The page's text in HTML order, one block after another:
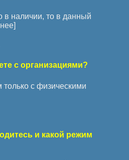
в наличии, то в данный
]
с организациями?
с физическими
и какой режим